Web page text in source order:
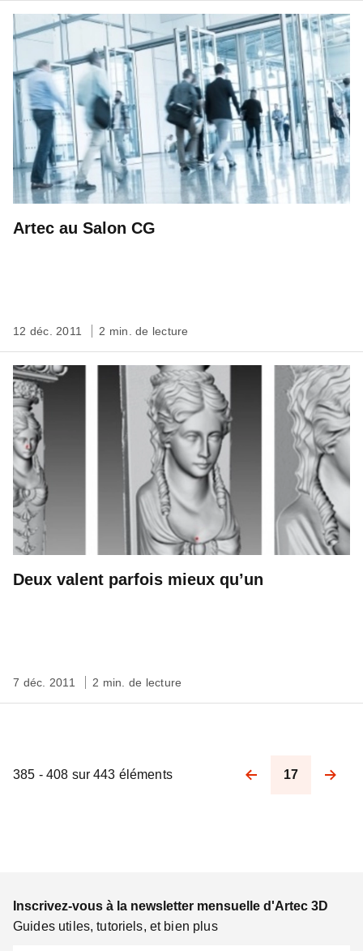
Artec au Salon CG
12 déc. 2011 2 min. de lecture
Deux valent parfois mieux qu’un
7 déc. 2011 2 min. de lecture
385 - 408 sur 443 éléments
Pagination
17
Inscrivez-vous à la newsletter mensuelle d'Artec 3D
Guides utiles, tutoriels, et bien plus